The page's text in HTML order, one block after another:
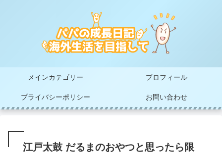
メインカテゴリー プロフィール
プライバシーポリシー お問い合わせ
江戸太鼓 だるまのおやつと思ったら限